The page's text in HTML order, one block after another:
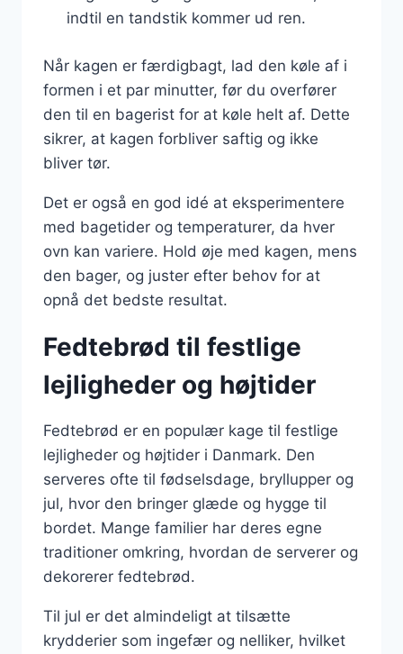
indtil en tandstik kommer ud ren.
Når kagen er færdigbagt, lad den køle af i
formen i et par minutter, før du overfører
den til en bagerist for at køle helt af. Dette
sikrer, at kagen forbliver saftig og ikke
bliver tør.
Det er også en god idé at eksperimentere
med bagetider og temperaturer, da hver
ovn kan variere. Hold øje med kagen, mens
den bager, og juster efter behov for at
opnå det bedste resultat.
Fedtebrød til festlige
lejligheder og højtider
Fedtebrød er en populær kage til festlige
lejligheder og højtider i Danmark. Den
serveres ofte til fødselsdage, bryllupper og
jul, hvor den bringer glæde og hygge til
bordet. Mange familier har deres egne
traditioner omkring, hvordan de serverer og
dekorerer fedtebrød.
Til jul er det almindeligt at tilsætte
krydderier som ingefær og nelliker, hvilket